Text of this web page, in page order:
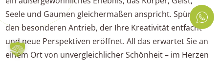
Seele und Gaumen gleichermaßen anspricht. Spüren Sie
den besonderen Antrieb, der Ihre Kreativität entfacht
und neue Perspektiven eröffnet. All das erwartet Sie an
einem Ort von unvergleichlicher Schönheit – im Herzen